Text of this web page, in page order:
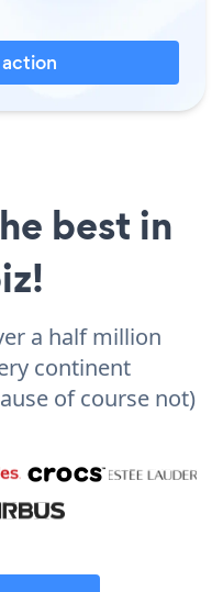
best in
a half million
continent
of course not)